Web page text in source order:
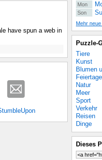
have spun a web in
Mon
Son
Mehr
Puzzle-
Tiere
Kunst
Blumen
Feiertage
Natur
Meer
Sport
Verkehr
Reisen
Dinge
Dieses